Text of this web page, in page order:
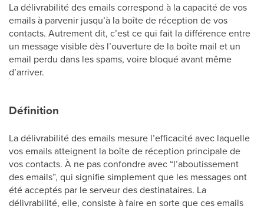
La délivrabilité des emails correspond à la capacité de vos
emails à parvenir jusqu’à la boîte de réception de vos
contacts. Autrement dit, c’est ce qui fait la différence entre
un message visible dès l’ouverture de la boîte mail et un
email perdu dans les spams, voire bloqué avant même
d’arriver.
Définition
La délivrabilité des emails mesure l’efficacité avec laquelle
vos emails atteignent la boîte de réception principale de
vos contacts. À ne pas confondre avec “l’aboutissement
des emails”, qui signifie simplement que les messages ont
été acceptés par le serveur des destinataires. La
délivrabilité, elle, consiste à faire en sorte que ces emails